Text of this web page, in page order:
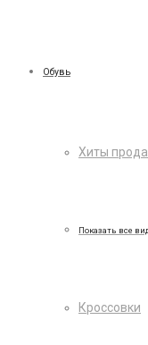
Обувь
Хиты
Показать все
Кроссовки